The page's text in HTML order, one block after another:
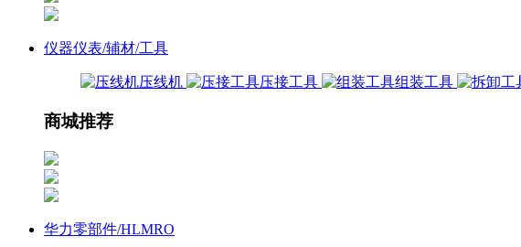
仪器仪表/辅材/工具
压线机 压接工具 组装工具
商城推荐
华力零部件/HLMRO